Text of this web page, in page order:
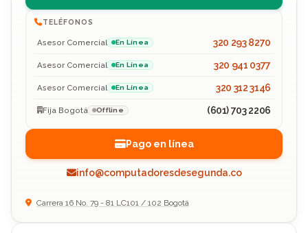
TELÉFONOS
Asesor Comercial En Línea 320 293 8270
Asesor Comercial En Línea 320 941 0377
Asesor Comercial En Línea 320 312 3146
Fija Bogotá Offline (601) 703 2206
Pago en línea
info@computadoresdesegunda.co
Carrera 16 No. 79 - 81 LC101 / 102 Bogotá